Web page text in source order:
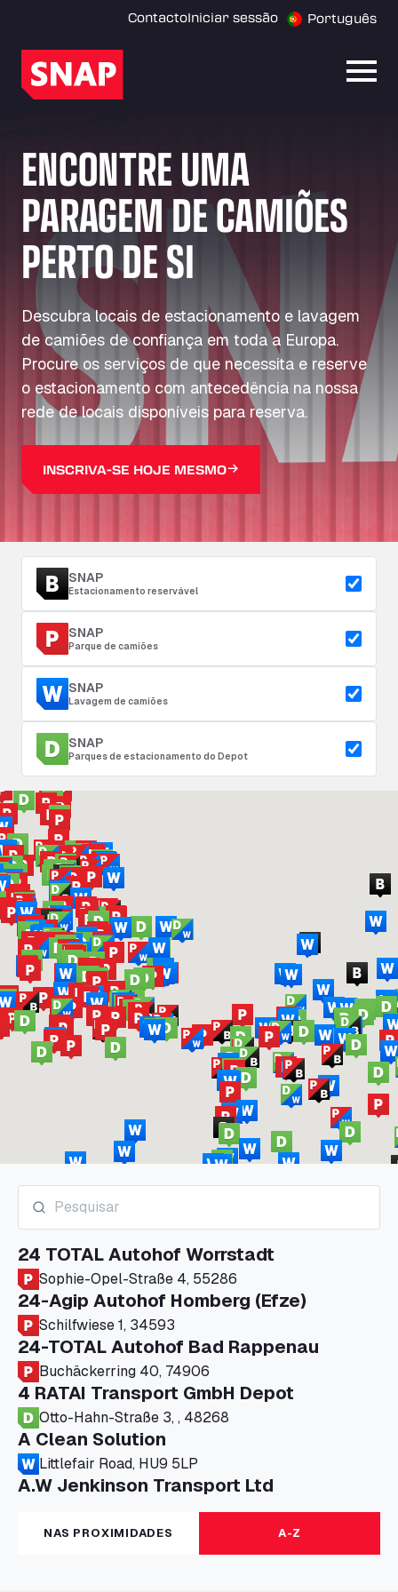
ContactoIniciar sessão Português
ENCONTRE UMA
PARAGEM DE CAMIÕES
PERTO DE SI
Descubra locais de estacionamento e lavagem
de camiões de confiança em toda a Europa.
Procure os serviços de que necessita e reserve
o estacionamento com antecedência na nossa
rede de locais disponíveis para reserva.
INSCRIVA-SE HOJE MESMO
SNAP
Estacionamento reservável
SNAP
Parque de camiões
SNAP
Lavagem de camiões
SNAP
Parques de estacionamento do Depot
24 TOTAL Autohof Worrstadt
Sophie-Opel-Straße 4, 55286
24-Agip Autohof Homberg (Efze)
Schilfwiese 1, 34593
24-TOTAL Autohof Bad Rappenau
Buchäckerring 40, 74906
4 RATAI Transport GmbH Depot
Otto-Hahn-Straße 3, , 48268
A Clean Solution
Littlefair Road, HU9 5LP
A.W Jenkinson Transport Ltd
Progress House, ME11 5GA
A+G Nettetal - Depot Parking
Am Panneschopp 7, 41334
NAS PROXIMIDADES A-Z